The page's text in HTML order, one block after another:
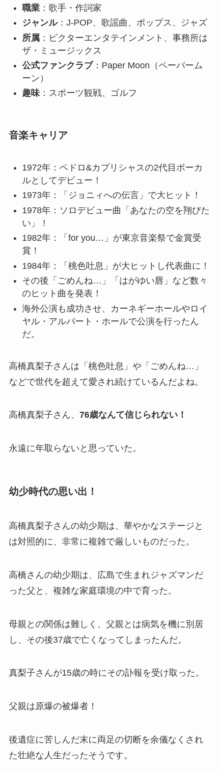
職業：歌手・作詞家
ジャンル：J-POP、歌謡曲、ポップス、ジャズ
所属：ビクターエンタテインメント、事務所は
ザ・ミュージックス
公式ファンクラブ：Paper Moon（ペーパーム
ーン）
趣味：スポーツ観戦、ゴルフ
音楽キャリア
1972年：ペドロ&カプリシャスの2代目ボーカ
ルとしてデビュー！
1973年：「ジョニィへの伝言」で大ヒット！
1978年：ソロデビュー曲「あなたの空を翔びた
い」！
1982年：「for you…」が東京音楽祭で金賞受
賞！
1984年：「桃色吐息」が大ヒットし代表曲に！
その後「ごめんね…」「はがゆい唇」など数々
のヒット曲を発表！
海外公演も成功させ、カーネギーホールやロイ
ヤル・アルバート・ホールで公演を行ったん
だ。
高橋真梨子さんは「桃色吐息」や「ごめんね…」
などで世代を超えて愛され続けているんだよね。
高橋真梨子さん、 76歳なんて信じられない！
永遠に年取らないと思っていた。
幼少時代の思い出！
高橋真梨子さんの幼少期は、華やかなステージと
は対照的に、非常に複雑で厳しいものだった。
高橋さんの幼少期は、広島で生まれジャズマンだ
った父と、複雑な家庭環境の中で育った。
母親との関係は難しく、父親とは病気を機に別居
し、その後37歳で亡くなってしまったんだ。
真梨子さんが15歳の時にその訃報を受け取った。
父親は原爆の被爆者！
後遺症に苦しんだ末に両足の切断を余儀なくされ
た壮絶な人生だったそうです。